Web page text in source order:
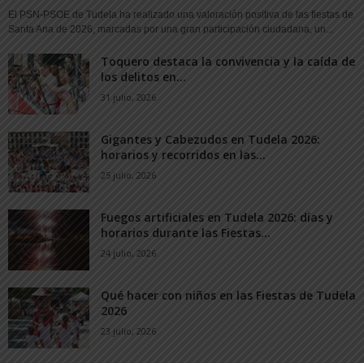
El PSN-PSOE de Tudela ha realizado una valoración positiva de las fiestas de
Santa Ana de 2026, marcadas por una gran participación ciudadana, un...
Toquero destaca la convivencia y la caída de
los delitos en...
31 julio, 2026
Gigantes y Cabezudos en Tudela 2026:
horarios y recorridos en las...
25 julio, 2026
Fuegos artificiales en Tudela 2026: días y
horarios durante las Fiestas...
24 julio, 2026
Qué hacer con niños en las Fiestas de Tudela
2026
23 julio, 2026